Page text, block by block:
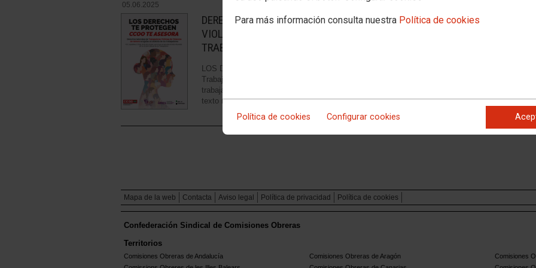
Para más información consulta nuestra Política de cookies
Política de cookies Configurar cookies
05.06.2025
DERECHOS LABORALES DE TRABAJADORAS VÍCTIMAS DE
VIOLENCIA DE GÉNERO ACOGIDAS AL ESTATUTO DE LOS
TRABAJADORES
LOS DERECHOS TE PROTEGEN, CCOO TE ASESORA. Derechos laborales de
Trabajadoras Víctimas de Violencia de Género acogidas al Estatuto de los
trabajadores. R.D. Legislativo 2/2015, de 23 de octubre, por el que se aprueba el
texto refundido de la Ley del Estatuto de los Trabajadores
Mapa de la web Contacta Aviso legal Política de privacidad Política de cookies
Confederación Sindical de Comisiones Obreras
Territorios
Comisiones Obreras de Andalucía Comisiones Obreras de Aragón
Comisiones